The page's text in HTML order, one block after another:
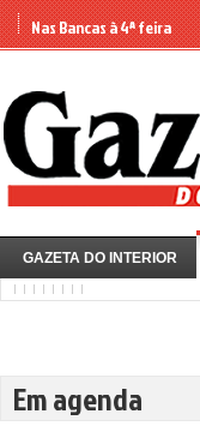
Nas Bancas à 4ª feira
GAZETA DO INTERIOR
Em agenda